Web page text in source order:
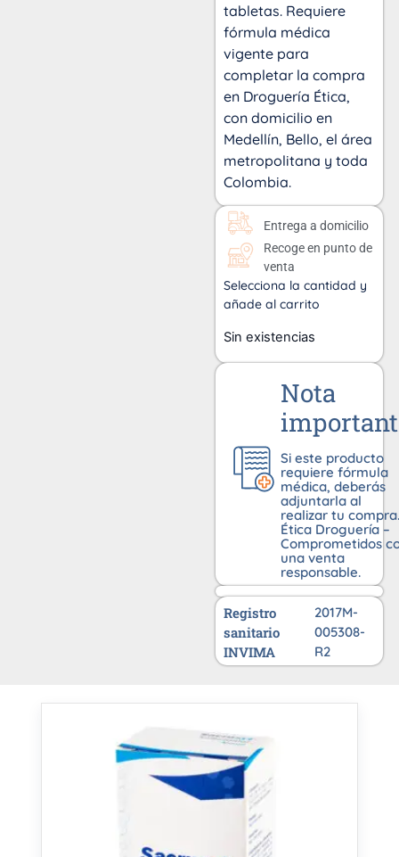
tabletas. Requiere
fórmula médica
vigente para
completar la compra
en Droguería Ética,
con domicilio en
Medellín, Bello, el área
metropolitana y toda
Colombia.
Entrega a domicilio
Recoge en punto de
venta
Selecciona la cantidad y
añade al carrito
Sin existencias
Nota
Si este producto
requiere fórmula
médica, deberás
adjuntarla al
realizar tu compra.
Ética Droguería –
Comprometidos
una venta
responsable.
Registro
sanitario
INVIMA
2017M-
005308-
R2